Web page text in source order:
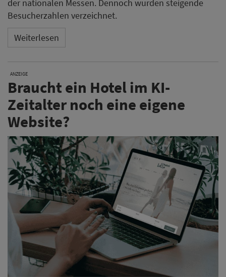
der nationalen Messen. Dennoch wurden steigende
Besucherzahlen verzeichnet.
Weiterlesen
ANZEIGE
Braucht ein Hotel im KI-
Zeitalter noch eine eigene
Website?